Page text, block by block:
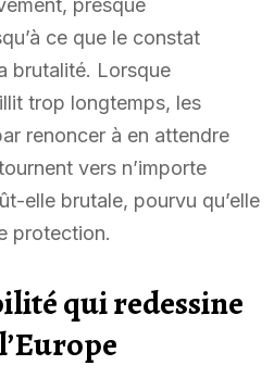
ce que le constat
brutalité. Lorsque
trop longtemps, les
renoncer à en attendre
vers n’importe
elle brutale, pourvu qu’elle
protection.
qui redessine